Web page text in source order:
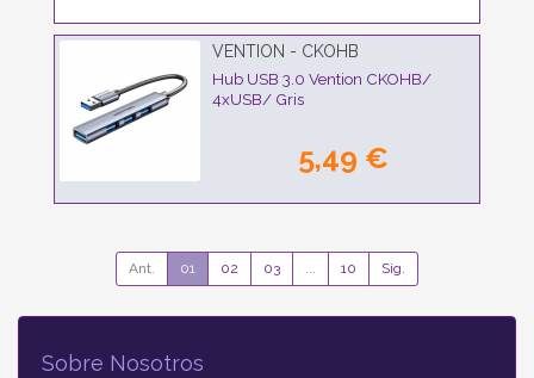
VENTION - CKOHB
Hub USB 3.0 Vention CKOHB/
4xUSB/ Gris
5,49 €
Ant. 01 02 03 ... 10 Sig.
Sobre Nosotros